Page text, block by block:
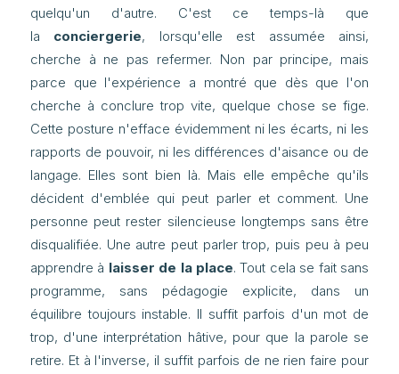
quelqu'un d'autre. C'est ce temps-là que
la conciergerie, lorsqu'elle est assumée ainsi,
cherche à ne pas refermer. Non par principe, mais
parce que l'expérience a montré que dès que l'on
cherche à conclure trop vite, quelque chose se fige.
Cette posture n'efface évidemment ni les écarts, ni les
rapports de pouvoir, ni les différences d'aisance ou de
langage. Elles sont bien là. Mais elle empêche qu'ils
décident d'emblée qui peut parler et comment. Une
personne peut rester silencieuse longtemps sans être
disqualifiée. Une autre peut parler trop, puis peu à peu
apprendre à laisser de la place. Tout cela se fait sans
programme, sans pédagogie explicite, dans un
équilibre toujours instable. Il suffit parfois d'un mot de
trop, d'une interprétation hâtive, pour que la parole se
retire. Et à l'inverse, il suffit parfois de ne rien faire pour